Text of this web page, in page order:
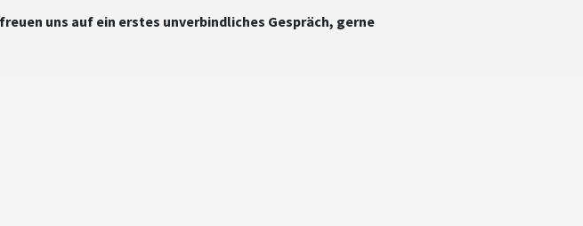
uns auf ein erstes unverbindliches Gespräch, gerne